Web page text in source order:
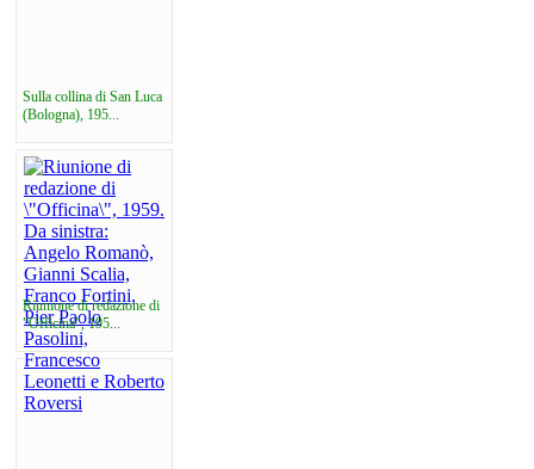
Sulla collina di San Luca
(Bologna), 195...
Riunione di redazione di
"Officina", 195...